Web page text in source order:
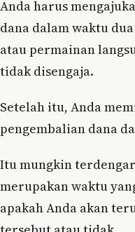
Anda harus
dana dalam waktu
atau permainan
tidak disengaja.
Setelah itu, Anda
pengembalian dana
Itu mungkin
merupakan waktu
apakah Anda akan